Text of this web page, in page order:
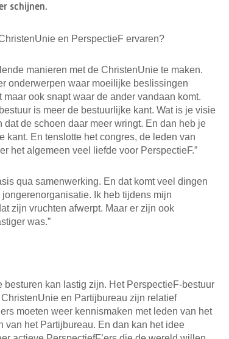
schijnen.
en PerspectieF ervaren?
manieren met de ChristenUnie te maken.
onderwerpen waar moeilijke beslissingen
ook snapt waar de ander vandaan komt.
is meer de bestuurlijke kant. Wat is je visie
de schoen daar meer wringt. En dan heb je
kant. En tenslotte het congres, de leden van
het algemeen veel liefde voor PerspectieF.”
qua samenwerking. En dat komt veel dingen
Ik heb tijdens mijn
zijn vruchten afwerpt. Maar er zijn ook
was.”
besturen kan lastig zijn. Het PerspectieF-bestuur
en Partijbureau zijn relatief
moeten weer kennismaken met leden van het
van het Partijbureau. En dan kan het idee